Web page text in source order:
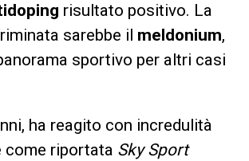
risultato positivo. La
sarebbe il meldonium,
sportivo per altri casi
ha reagito con incredulità
come riportata Sky Sport